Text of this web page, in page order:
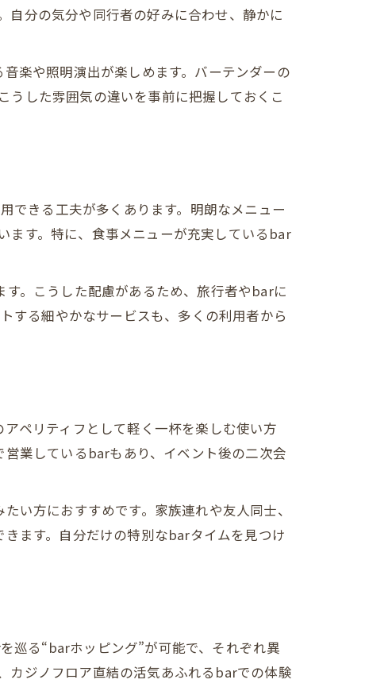
紹介
自分の気分や同行者の好みに合わせ、静かに
楽や照明演出が楽しめます。バーテンダーの
うした雰囲気の違いを事前に把握しておくこ
できる工夫が多くあります。明朗なメニュー
ます。特に、食事メニューが充実しているbar
。こうした配慮があるため、旅行者やbarに
する細やかなサービスも、多くの利用者から
ペリティフとして軽く一杯を楽しむ使い方
業しているbarもあり、イベント後の二次会
い方におすすめです。家族連れや友人同士、
ます。自分だけの特別なbarタイムを見つけ
巡る“barホッピング”が可能で、それぞれ異
カジノフロア直結の活気あふれるbarでの体験